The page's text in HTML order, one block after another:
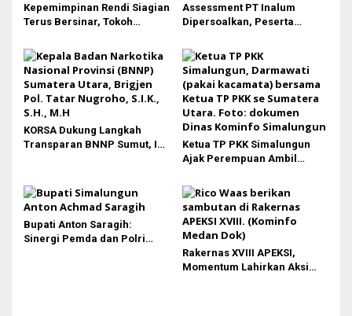
i
o
s
Kepemimpinan Rendi Siagian
Terus Bersinar, Tokoh
MJA Kota Medan
Assessment PT Inalum
Dipersoalkan, Peserta
Penentuan Kelulusan
KORSA Dukung Langkah
Transparan BNNP Sumut, Isu
Ketua TP PKK Simalungun
Ajak Perempuan Ambil
Pembangunan
Bupati Anton Saragih:
Sinergi Pemda dan Polri
Rakernas XVIII APEKSI,
Momentum Lahirkan Aksi